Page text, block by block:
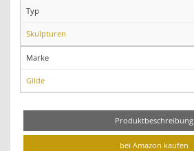
Typ
Skulpturen
Marke
Gilde
Produktbeschreibung
bei Amazon kaufen